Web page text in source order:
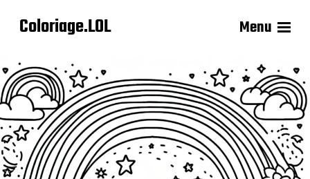
Coloriage.LOL Menu